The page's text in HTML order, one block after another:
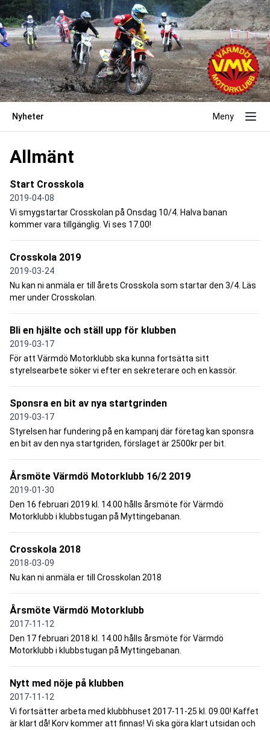
Nyheter Meny
Allmänt
Start Crosskola
2019-04-08
Vi smygstartar Crosskolan på Onsdag 10/4. Halva banan
kommer vara tillgänglig. Vi ses 17.00!
Crosskola 2019
2019-03-24
Nu kan ni anmäla er till årets Crosskola som startar den 3/4. Läs
mer under Crosskolan.
Bli en hjälte och ställ upp för klubben
2019-03-17
För att Värmdö Motorklubb ska kunna fortsätta sitt
styrelsearbete söker vi efter en sekreterare och en kassör.
Sponsra en bit av nya startgrinden
2019-03-17
Styrelsen har fundering på en kampanj där företag kan sponsra
en bit av den nya startgriden, förslaget är 2500kr per bit.
Årsmöte Värmdö Motorklubb 16/2 2019
2019-01-30
Den 16 februari 2019 kl. 14.00 hålls årsmöte för Värmdö
Motorklubb i klubbstugan på Myttingebanan.
Crosskola 2018
2018-03-09
Nu kan ni anmäla er till Crosskolan 2018
Årsmöte Värmdö Motorklubb
2017-11-12
Den 17 februari 2018 kl. 14.00 hålls årsmöte för Värmdö
Motorklubb i klubbstugan på Myttingebanan.
Nytt med nöje på klubben
2017-11-12
Vi fortsätter arbeta med klubbhuset 2017-11-25 kl. 09.00! Kaffet
är klart då! Korv kommer att finnas! Vi ska göra klart utsidan och